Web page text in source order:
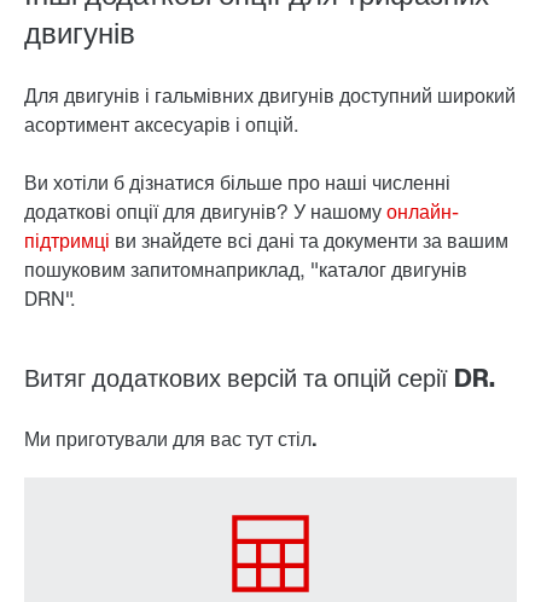
двигунів
Для двигунів і гальмівних двигунів доступний широкий
асортимент аксесуарів і опцій.
Ви хотіли б дізнатися більше про наші численні
додаткові опції для двигунів? У нашомуонлайн-
підтримці ви знайдете всі дані та документи за вашим
пошуковим запитомнаприклад, "каталог двигунів
DRN".
Витяг додаткових версій та опцій серії DR.
Ми приготували для вас тут стіл.